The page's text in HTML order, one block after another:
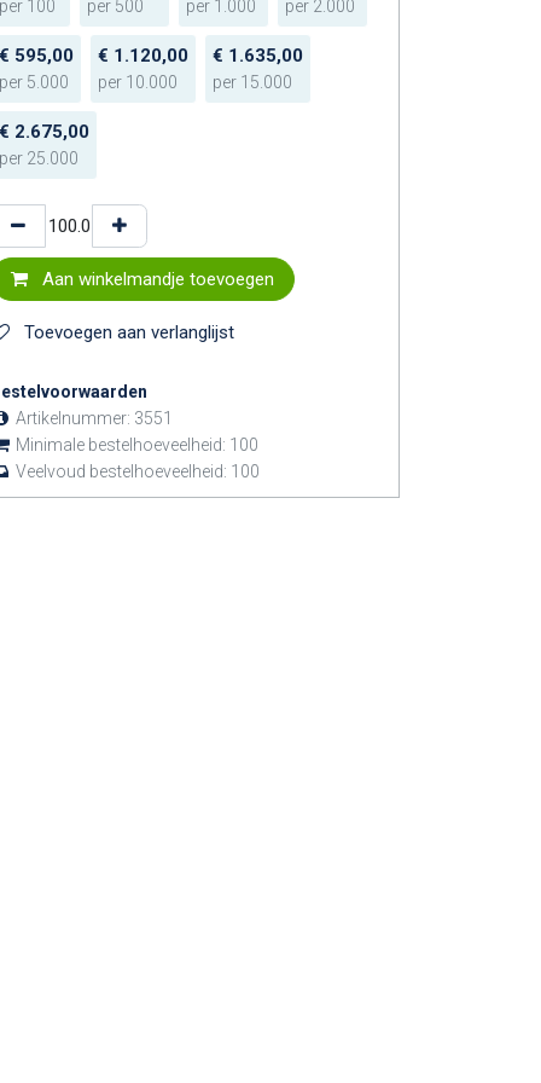
per 100 per 500 per 1.000 per 2.000
€ 595,00
per 5.000
€ 1.120,00
per 10.000
€ 1.635,00
per 15.000
€ 2.675,00
per 25.000
Aan winkelmandje toevoegen
Toevoegen aan verlanglijst
Artikelnummer: 3551
Minimale bestelhoeveelheid: 100
Veelvoud bestelhoeveelheid: 100